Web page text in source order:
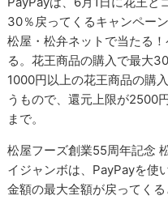
30％戻ってくるキャンペー
松屋・松弁ネットで当たる
る。花王商品の購入で最大
1000円以上の花王商品の購
うもので、還元上限が2500
まで。
松屋フーズ創業55周年記念
イジャンボは、PayPayを使
金額の最大全額が戻ってく